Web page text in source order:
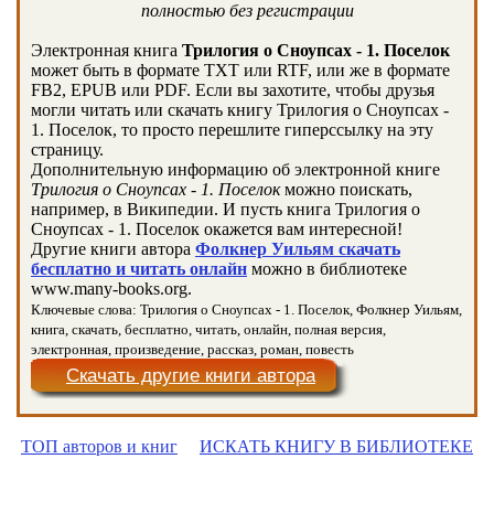
полностью без регистрации
Электронная книга Трилогия о Сноупсах - 1. Поселок
может быть в формате TXT или RTF, или же в формате
FB2, EPUB или PDF. Если вы захотите, чтобы друзья
могли читать или скачать книгу Трилогия о Сноупсах -
1. Поселок, то просто перешлите гиперссылку на эту
страницу.
Дополнительную информацию об электронной книге
Трилогия о Сноупсах - 1. Поселокможно поискать,
например, в Википедии. И пусть книга Трилогия о
Сноупсах - 1. Поселок окажется вам интересной!
Другие книги автора Фолкнер Уильям скачать
бесплатно и читать онлайн можно в библиотеке
www.many-books.org.
Ключевые слова: Трилогия о Сноупсах - 1. Поселок, Фолкнер Уильям,
книга, скачать, бесплатно, читать, онлайн, полная версия,
электронная, произведение, рассказ, роман, повесть
Скачать другие книги автора
ТОП авторов и книг ИСКАТЬ КНИГУ В БИБЛИОТЕКЕ